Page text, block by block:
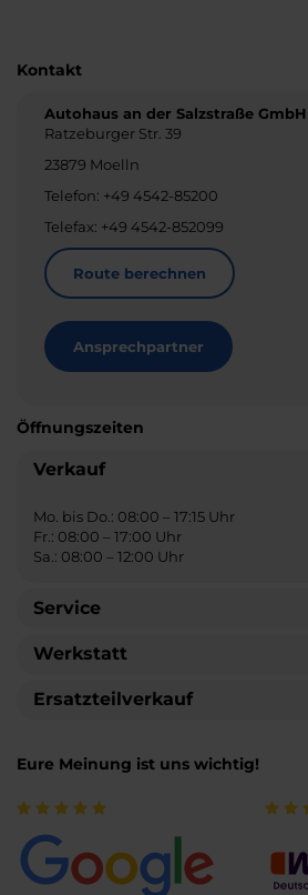
Kontakt
Autohaus an der Salzstraße GmbH
Ratzeburger Str. 39
23879 Moelln
Telefon: +49 4542-85200
Telefax: +49 4542-852099
Route berechnen
Ansprechpartner
Öffnungszeiten
Verkauf
Mo. bis Do.: 08:00 – 17:15 Uhr
Fr.: 08:00 – 17:00 Uhr
Sa.: 08:00 – 12:00 Uhr
Service
Werkstatt
Ersatzteilverkauf
Eure Meinung ist uns wichtig!